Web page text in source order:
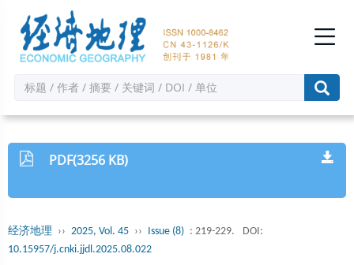
PDF(3256 KB)
经济地理 ›› 2025, Vol. 45 ›› Issue (8) : 219-229.
DOI:
10.15957/j.cnki.jjdl.2025.08.022